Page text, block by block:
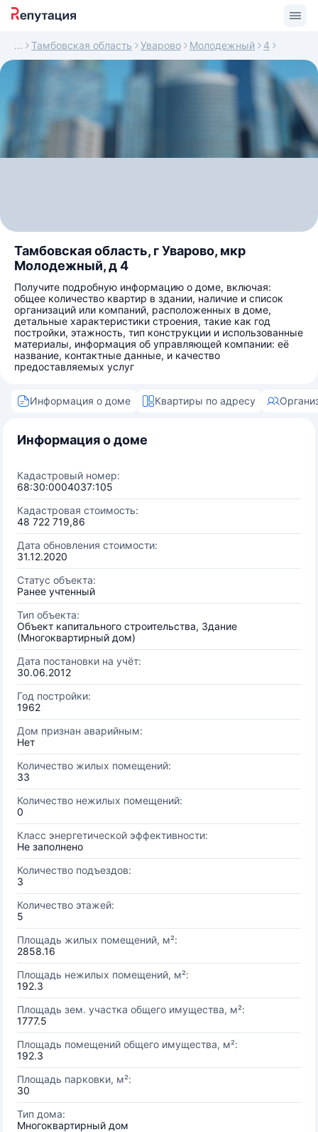
Тамбовская область Уварово Молодежный 4
Тамбовская область, г Уварово, мкр
Молодежный, д 4
Получите подробную информацию о доме, включая:
общее количество квартир в здании, наличие и список
организаций или компаний, расположенных в доме,
детальные характеристики строения, такие как год
постройки, этажность, тип конструкции и использованные
материалы, информация об управляющей компании: её
название, контактные данные, и качество
предоставляемых услуг
Информация о доме Квартиры по адресу
Информация о доме
Кадастровый номер:
68:30:0004037:105
Кадастровая стоимость:
48 722 719,86
Дата обновления стоимости:
31.12.2020
Статус объекта:
Ранее учтенный
Тип объекта:
Объект капитального строительства, Здание
(Многоквартирный дом)
Дата постановки на учёт:
30.06.2012
Год постройки:
1962
Дом признан аварийным:
Нет
Количество жилых помещений:
33
Количество нежилых помещений:
0
Класс энергетической эффективности:
Не заполнено
Количество подъездов:
3
Количество этажей:
5
Площадь жилых помещений, м²:
2858.16
Площадь нежилых помещений, м²:
192.3
Площадь зем. участка общего имущества, м²:
1777.5
Площадь помещений общего имущества, м²:
192.3
Площадь парковки, м²:
30
Тип дома:
Многоквартирный дом